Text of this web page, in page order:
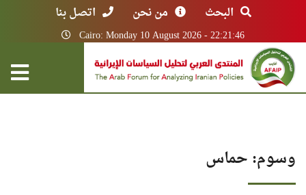
البحث من نحن اتصل بنا
Cairo: Monday 10 August 2026 - 22:21:46
وسوم: حماس